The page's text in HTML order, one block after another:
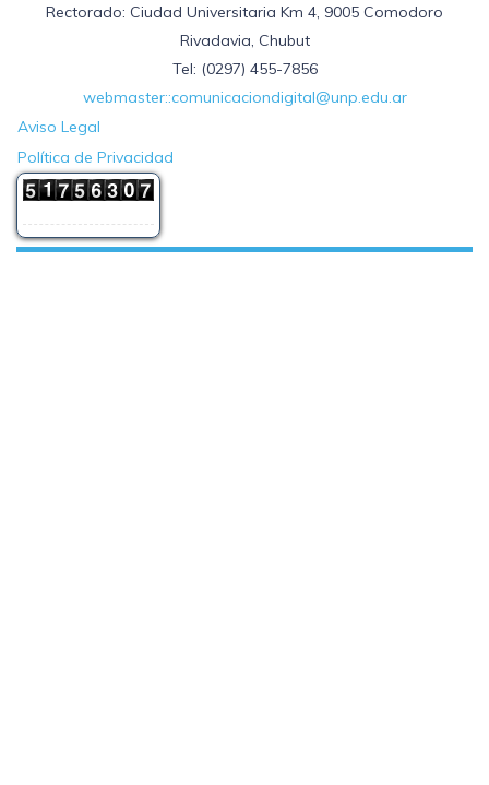
Rectorado: Ciudad Universitaria Km 4, 9005 Comodoro
Rivadavia, Chubut
Tel: (0297) 455-7856
webmaster::comunicaciondigital@unp.edu.ar
Aviso Legal
Política de Privacidad